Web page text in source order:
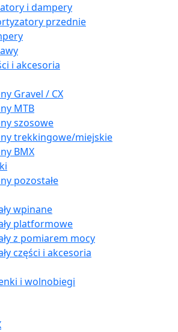
i dampery
przednie
i akcesoria
Gravel / CX
MTB
szosowe
trekkingowe/miejskie
BMX
pozostałe
wpinane
platformowe
z pomiarem mocy
części i akcesoria
i wolnobiegi